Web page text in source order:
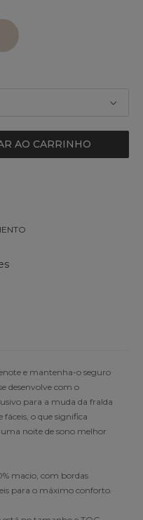
AO CARRINHO
e mantenha-o seguro
desenvolve com o
para a muda da fralda
o que significa
noite de sono melhor
macio, com bordas
para o máximo conforto.